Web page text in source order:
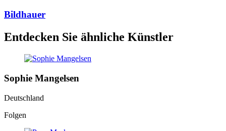
Bildhauer
Entdecken Sie ähnliche Künstler
Sophie Mangelsen
Deutschland
Folgen